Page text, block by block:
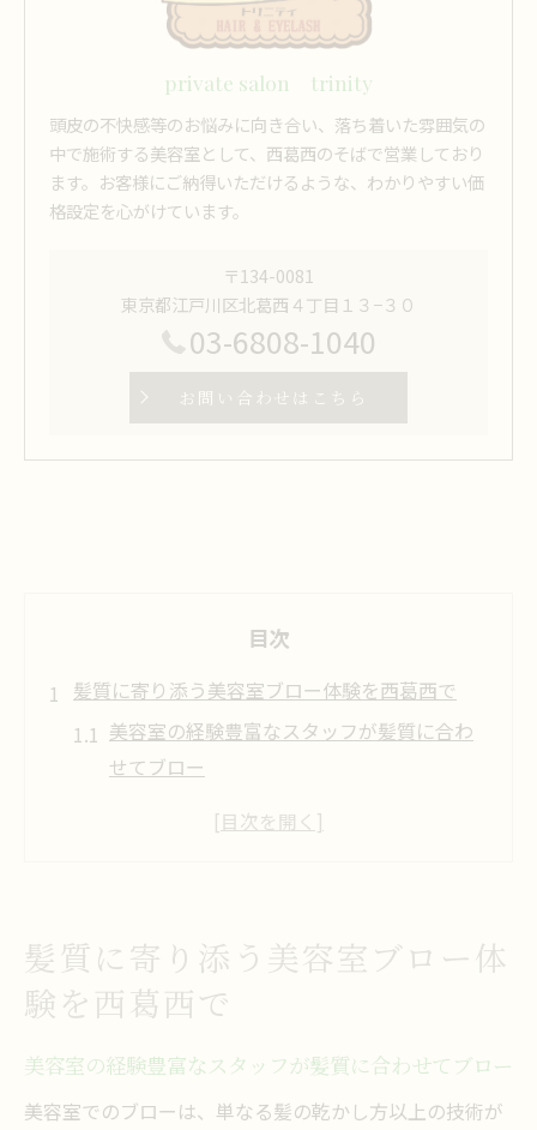
private salon trinity
頭皮の不快感等のお悩みに向き合い、落ち着いた雰囲気の
中で施術する美容室として、西葛西のそばで営業しており
ます。お客様にご納得いただけるような、わかりやすい価
格設定を心がけています。
〒134-0081
東京都江戸川区北葛西４丁目１３−３０
03-6808-1040
お問い合わせはこちら
目次
髪質に寄り添う美容室ブロー体験を西葛西で
美容室の経験豊富なスタッフが髪質に合わ
せてブロー
西葛西の美容室で叶う自然なツヤとまとま
口コミ評価が高い美容室で安心のブローを
体感
解説
忙しい日に嬉しい西葛西の美容室ブロー活用法
髪質に寄り添う美容室ブロー体
験を西葛西で
美容室の経験豊富なスタッフが髪質に合わせてブロー
美容室でのブローは、単なる髪の乾かし方以上の技術が